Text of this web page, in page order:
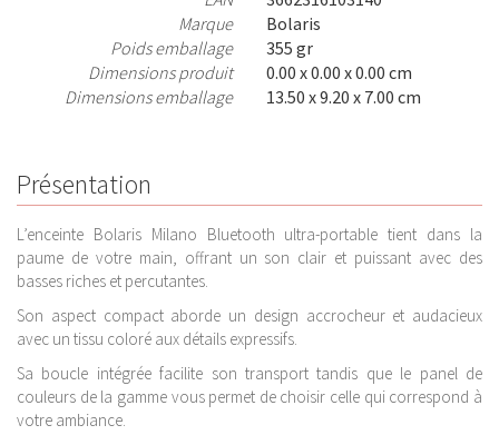
Marque
Bolaris
Poids emballage
355 gr
Dimensions produit
0.00 x 0.00 x 0.00 cm
Dimensions emballage
13.50 x 9.20 x 7.00 cm
Présentation
L’enceinte Bolaris Milano Bluetooth ultra-portable tient dans la
paume de votre main, offrant un son clair et puissant avec des
basses riches et percutantes.
Son aspect compact aborde un design accrocheur et audacieux
avec un tissu coloré aux détails expressifs.
Sa boucle intégrée facilite son transport tandis que le panel de
couleurs de la gamme vous permet de choisir celle qui correspond à
votre ambiance.